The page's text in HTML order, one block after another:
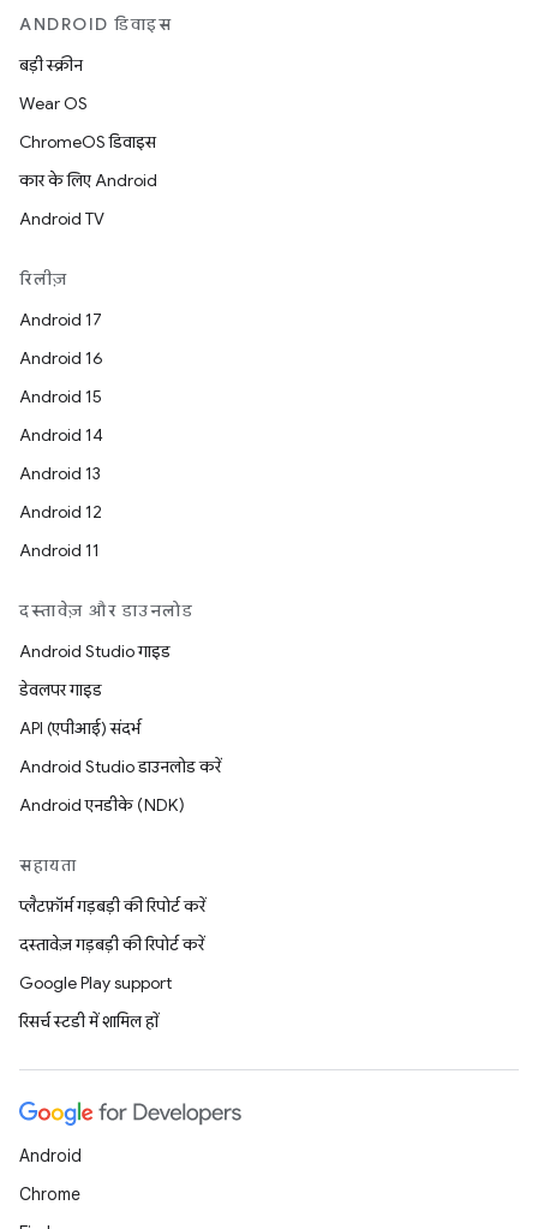
ANDROID डिवाइस
बड़ी स्क्रीन
Wear OS
ChromeOS डिवाइस
कार के लिए Android
Android TV
रिलीज़
Android 17
Android 16
Android 15
Android 14
Android 13
Android 12
Android 11
दस्तावेज़ और डाउनलोड
Android Studio गाइड
डेवलपर गाइड
API (एपीआई) संदर्भ
Android Studio डाउनलोड करें
Android एनडीके (NDK)
सहायता
प्लैटफ़ॉर्म गड़बड़ी की रिपोर्ट करें
दस्तावेज़ गड़बड़ी की रिपोर्ट करें
Google Play support
रिसर्च स्टडी में शामिल हों
Android
Chrome